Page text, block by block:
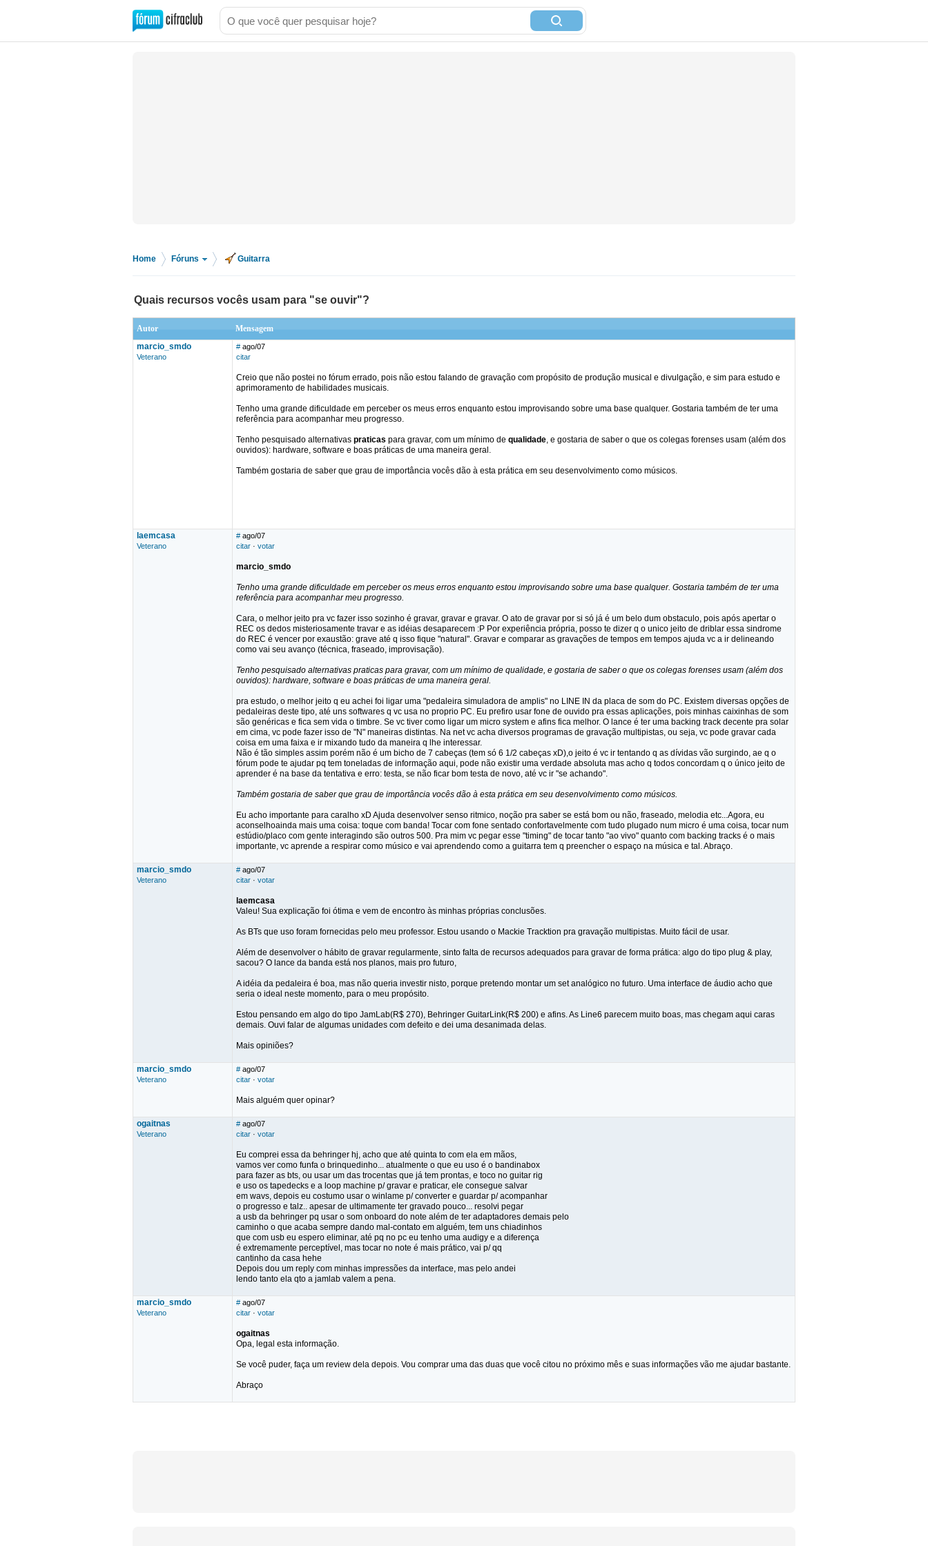
Home Fóruns Guitarra
Quais recursos vocês usam para "se ouvir"?
Autor
Mensagem
marcio_smdo
Veterano
# ago/07
citar
Creio que não postei no fórum errado, pois não estou falando de gravação com propósito de produção musical e divulgação, e sim para estudo e
aprimoramento de habilidades musicais.
Tenho uma grande dificuldade em perceber os meus erros enquanto estou improvisando sobre uma base qualquer. Gostaria também de ter uma
referência para acompanhar meu progresso.
Tenho pesquisado alternativas praticas para gravar, com um mínimo de qualidade, e gostaria de saber o que os colegas forenses usam (além dos
ouvidos): hardware, software e boas práticas de uma maneira geral.
Também gostaria de saber que grau de importância vocês dão à esta prática em seu desenvolvimento como músicos.
laemcasa
Veterano
# ago/07
citar · votar
marcio_smdo
Tenho uma grande dificuldade em perceber os meus erros enquanto estou improvisando sobre uma base qualquer. Gostaria também de ter uma
referência para acompanhar meu progresso.
Cara, o melhor jeito pra vc fazer isso sozinho é gravar, gravar e gravar. O ato de gravar por si só já é um belo dum obstaculo, pois após apertar o
REC os dedos misteriosamente travar e as idéias desaparecem :P Por experiência própria, posso te dizer q o unico jeito de driblar essa sindrome
do REC é vencer por exaustão: grave até q isso fique "natural". Gravar e comparar as gravações de tempos em tempos ajuda vc a ir delineando
como vai seu avanço (técnica, fraseado, improvisação).
Tenho pesquisado alternativas praticas para gravar, com um mínimo de qualidade, e gostaria de saber o que os colegas forenses usam (além dos
ouvidos): hardware, software e boas práticas de uma maneira geral.
pra estudo, o melhor jeito q eu achei foi ligar uma "pedaleira simuladora de amplis" no LINE IN da placa de som do PC. Existem diversas opções de
pedaleiras deste tipo, até uns softwares q vc usa no proprio PC. Eu prefiro usar fone de ouvido pra essas aplicações, pois minhas caixinhas de som
são genéricas e fica sem vida o timbre. Se vc tiver como ligar um micro system e afins fica melhor. O lance é ter uma backing track decente pra solar
em cima, vc pode fazer isso de "N" maneiras distintas. Na net vc acha diversos programas de gravação multipistas, ou seja, vc pode gravar cada
coisa em uma faixa e ir mixando tudo da maneira q lhe interessar.
Não é tão simples assim porém não é um bicho de 7 cabeças (tem só 6 1/2 cabeças xD),o jeito é vc ir tentando q as dívidas vão surgindo, ae q o
fórum pode te ajudar pq tem toneladas de informação aqui, pode não existir uma verdade absoluta mas acho q todos concordam q o único jeito de
aprender é na base da tentativa e erro: testa, se não ficar bom testa de novo, até vc ir "se achando".
Também gostaria de saber que grau de importância vocês dão à esta prática em seu desenvolvimento como músicos.
Eu acho importante para caralho xD Ajuda desenvolver senso ritmico, noção pra saber se está bom ou não, fraseado, melodia etc...Agora, eu
aconselhoainda mais uma coisa: toque com banda! Tocar com fone sentado confortavelmente com tudo plugado num micro é uma coisa, tocar num
estúdio/placo com gente interagindo são outros 500. Pra mim vc pegar esse "timing" de tocar tanto "ao vivo" quanto com backing tracks é o mais
importante, vc aprende a respirar como músico e vai aprendendo como a guitarra tem q preencher o espaço na música e tal. Abraço.
marcio_smdo
Veterano
# ago/07
citar · votar
laemcasa
Valeu! Sua explicação foi ótima e vem de encontro às minhas próprias conclusões.
As BTs que uso foram fornecidas pelo meu professor. Estou usando o Mackie Tracktion pra gravação multipistas. Muito fácil de usar.
Além de desenvolver o hábito de gravar regularmente, sinto falta de recursos adequados para gravar de forma prática: algo do tipo plug & play,
sacou? O lance da banda está nos planos, mais pro futuro,
A idéia da pedaleira é boa, mas não queria investir nisto, porque pretendo montar um set analógico no futuro. Uma interface de áudio acho que
seria o ideal neste momento, para o meu propósito.
Estou pensando em algo do tipo JamLab(R$ 270), Behringer GuitarLink(R$ 200) e afins. As Line6 parecem muito boas, mas chegam aqui caras
demais. Ouvi falar de algumas unidades com defeito e dei uma desanimada delas.
Mais opiniões?
marcio_smdo
Veterano
# ago/07
citar · votar
Mais alguém quer opinar?
ogaitnas
Veterano
# ago/07
citar · votar
Eu comprei essa da behringer hj, acho que até quinta to com ela em mãos,
vamos ver como funfa o brinquedinho... atualmente o que eu uso é o bandinabox
para fazer as bts, ou usar um das trocentas que já tem prontas, e toco no guitar rig
e uso os tapedecks e a loop machine p/ gravar e praticar, ele consegue salvar
em wavs, depois eu costumo usar o winlame p/ converter e guardar p/ acompanhar
o progresso e talz.. apesar de ultimamente ter gravado pouco... resolvi pegar
a usb da behringer pq usar o som onboard do note além de ter adaptadores demais pelo
caminho o que acaba sempre dando mal-contato em alguém, tem uns chiadinhos
que com usb eu espero eliminar, até pq no pc eu tenho uma audigy e a diferença
é extremamente perceptível, mas tocar no note é mais prático, vai p/ qq
cantinho da casa hehe
Depois dou um reply com minhas impressões da interface, mas pelo andei
lendo tanto ela qto a jamlab valem a pena.
marcio_smdo
Veterano
# ago/07
citar · votar
ogaitnas
Opa, legal esta informação.
Se você puder, faça um review dela depois. Vou comprar uma das duas que você citou no próximo mês e suas informações vão me ajudar bastante.
Abraço